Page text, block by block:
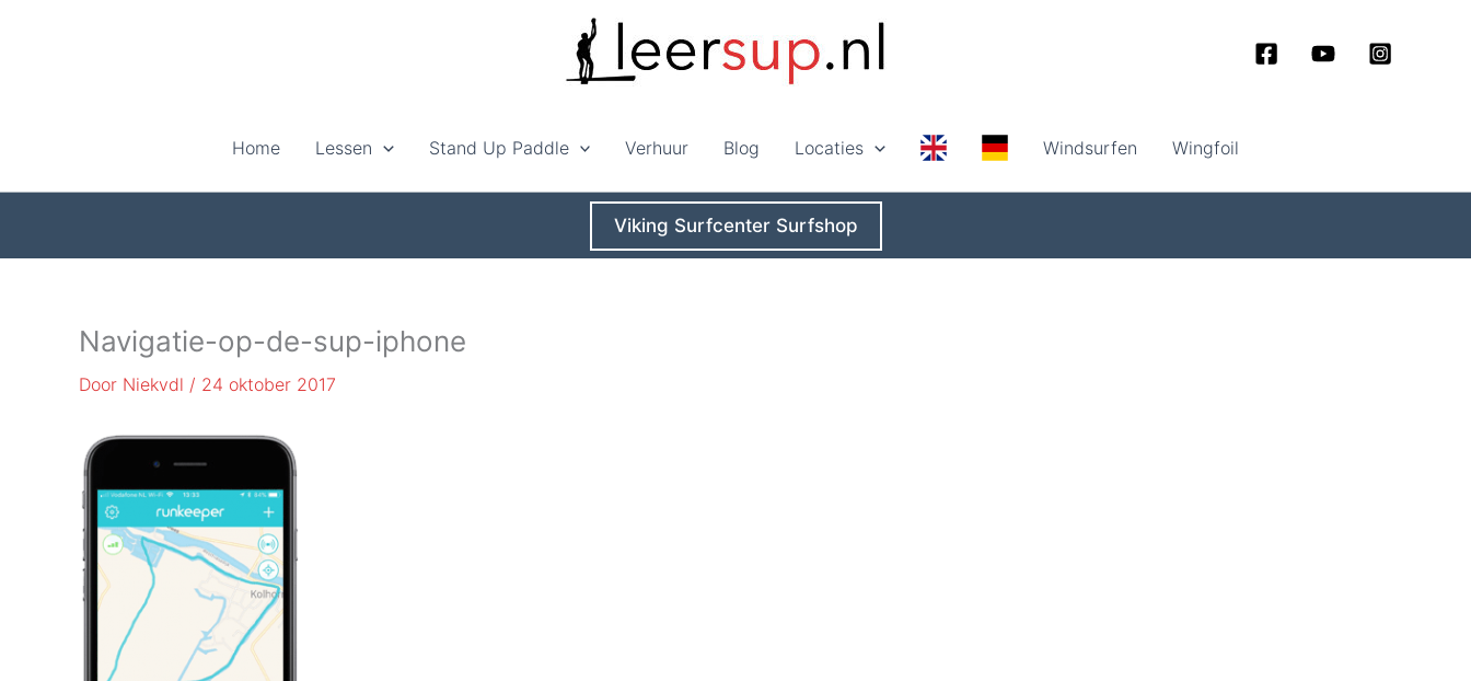
Home Lessen Stand Up Paddle Verhuur Blog Locaties Windsurfen Wingfoil
Viking Surfcenter Surfshop
Navigatie-op-de-sup-iphone
Door Niekvdl / 24 oktober 2017